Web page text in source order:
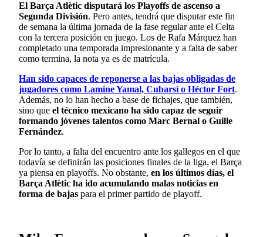
El Barça Atlètic disputará los Playoffs de ascenso a
Segunda División. Pero antes, tendrá que disputar este fin
de semana la última jornada de la fase regular ante el Celta
con la tercera posición en juego. Los de Rafa Márquez han
completado una temporada impresionante y a falta de saber
como termina, la nota ya es de matrícula.
Han sido capaces de reponerse a las bajas obligadas de
jugadores como Lamine Yamal, Cubarsí o Héctor Fort.
Además, no lo han hecho a base de fichajes, que también,
sino que el técnico mexicano ha sido capaz de seguir
formando jóvenes talentos como Marc Bernal o Guille
Fernández.
Por lo tanto, a falta del encuentro ante los gallegos en el que
todavía se definirán las posiciones finales de la liga, el Barça
ya piensa en playoffs. No obstante, en los últimos días, el
Barça Atlètic ha ido acumulando malas noticias en
forma de bajas para el primer partido de playoff.